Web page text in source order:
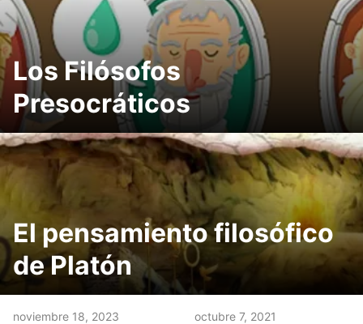
Los Filósofos
Presocráticos
El pensamiento filosófico
de Platón
noviembre 18, 2023 octubre 7, 2021